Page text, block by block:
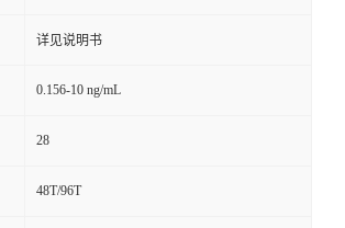
详见说明书
0.156-10 ng/mL
28
48T/96T